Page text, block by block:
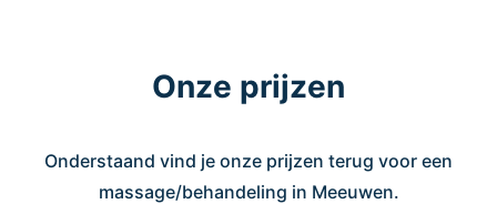
Onze prijzen
Onderstaand vind je onze prijzen terug voor een
massage/behandeling in Meeuwen.